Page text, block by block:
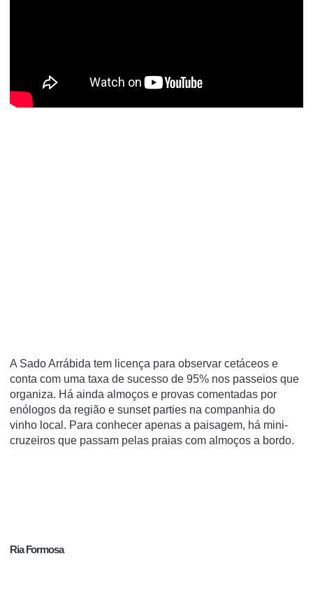
A Sado Arrábida tem licença para observar cetáceos e
conta com uma taxa de sucesso de 95% nos passeios que
organiza. Há ainda almoços e provas comentadas por
enólogos da região e sunset parties na companhia do
vinho local. Para conhecer apenas a paisagem, há mini-
cruzeiros que passam pelas praias com almoços a bordo.
Ria Formosa